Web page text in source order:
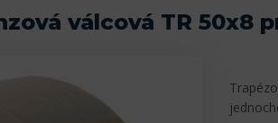
válcová TR 50x8